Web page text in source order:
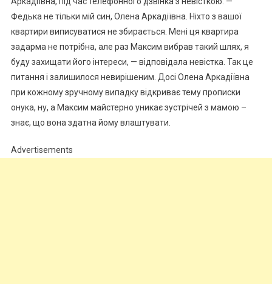
Федька не тільки мій син, Олена Аркадіївна. Ніхто з вашої
квартири виписуватися не збирається. Мені ця квартира
задарма не потрібна, але раз Максим вибрав такий шлях, я
буду захищати його інтереси, — відповідала невістка. Так це
питання і залишилося невирішеним. Досі Олена Аркадіївна
при кожному зручному випадку відкриває тему прописки
онука, ну, а Максим майстерно уникає зустрічей з мамою –
знає, що вона здатна йому влаштувати.
Advertisements